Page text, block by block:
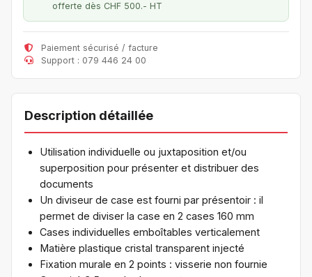
offerte dès CHF 500.- HT
Paiement sécurisé / facture
Support : 079 446 24 00
Description détaillée
Utilisation individuelle ou juxtaposition et/ou
superposition pour présenter et distribuer des
documents
Un diviseur de case est fourni par présentoir : il
permet de diviser la case en 2 cases 160 mm
Cases individuelles emboîtables verticalement
Matière plastique cristal transparent injecté
Fixation murale en 2 points : visserie non fournie